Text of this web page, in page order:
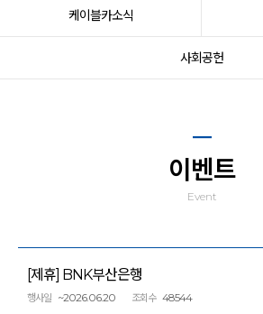
케이블카소식
사회공헌
이벤트
Event
[제휴] BNK부산은행
행사일 ~2026.06.20 조회수 48544